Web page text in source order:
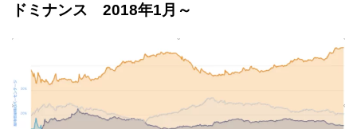
ドミナンス 2018年1月～